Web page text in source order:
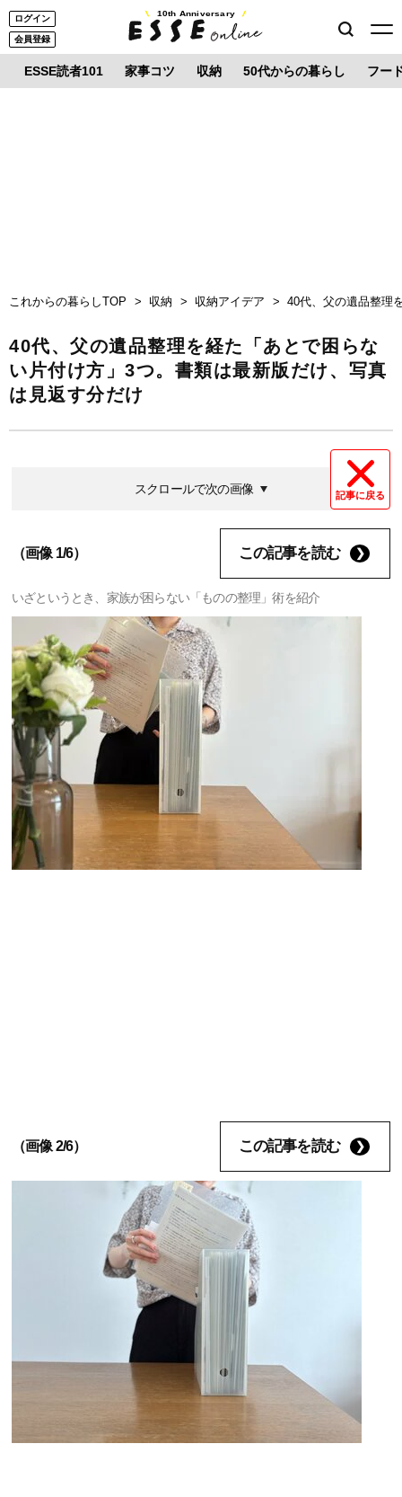
ログイン
会員登録
10th Anniversary
ESSE読者101 家事コツ 収納 50代からの暮らし フー
これからの暮らしTOP 収納 収納アイデア 40代、父の遺品整理
40代、父の遺品整理を経た「あとで困らな
い片付け方」3つ。書類は最新版だけ、写真
は見返す分だけ
記事に戻る
スクロールで次の画像
（画像 1/6） この記事を読む
いざというとき、家族が困らない「ものの整理」術を紹介
（画像 2/6） この記事を読む